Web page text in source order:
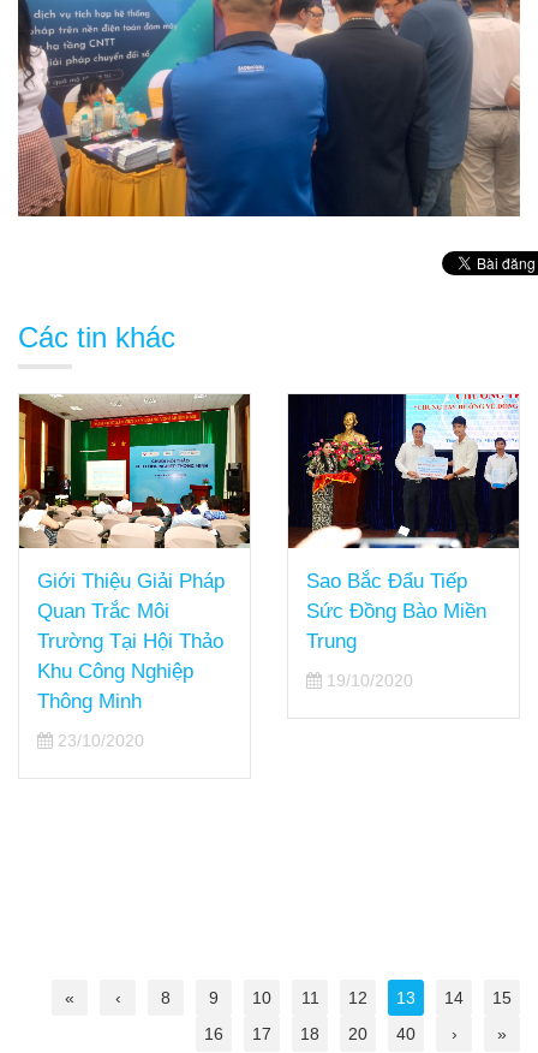
Các tin khác
Giới Thiệu Giải Pháp
Quan Trắc Môi
Trường Tại Hội Thảo
Khu Công Nghiệp
Thông Minh
23/10/2020
Sao Bắc Đẩu Tiếp
Sức Đồng Bào Miền
Trung
19/10/2020
« ‹ 8 9 10 11 12 13 14
15
16
17 18 20 40 › »